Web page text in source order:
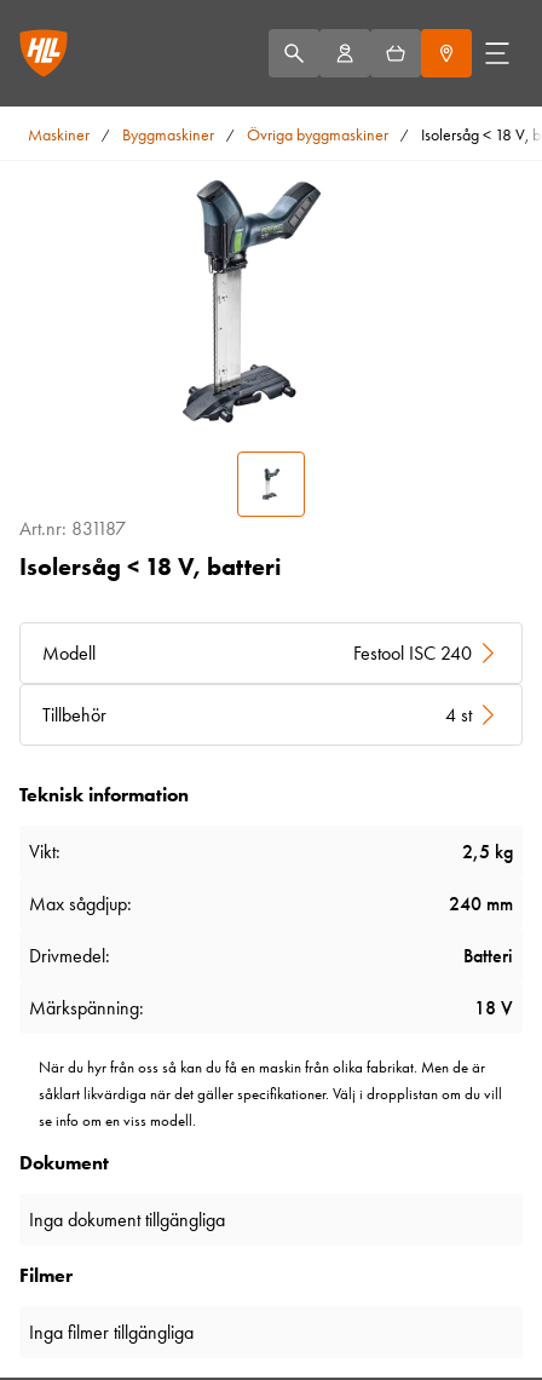
Maskiner / Byggmaskiner / Övriga byggmaskiner / Isolersåg < 18 V,
Art.nr: 831187
Isolersåg < 18 V, batteri
Modell Festool ISC 240
Tillbehör 4 st
Teknisk information
Vikt: 2,5 kg
Max sågdjup: 240 mm
Drivmedel: Batteri
Märkspänning: 18 V
När du hyr från oss så kan du få en maskin från olika fabrikat. Men de är
såklart likvärdiga när det gäller specifikationer. Välj i dropplistan om du vill
se info om en viss modell.
Dokument
Inga dokument tillgängliga
Filmer
Inga filmer tillgängliga